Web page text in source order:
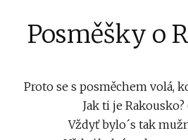
Posměšky o
Proto se s posměchem volá,
Jak ti je
Vždyť bylo´s tak